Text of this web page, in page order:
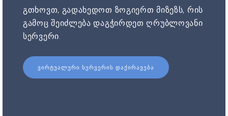
გთხოვთ, გადახედოთ ზოგიერთ მიზეზს, რის
გამოც შეიძლება დაგჭირდეთ ღრუბლოვანი
სერვერი.
ᲕᲘᲠᲢᲣᲐᲚᲣᲠᲘ ᲡᲔᲠᲕᲔᲠᲘᲡ ᲓᲐᲥᲘᲠᲐᲕᲔᲑᲐ